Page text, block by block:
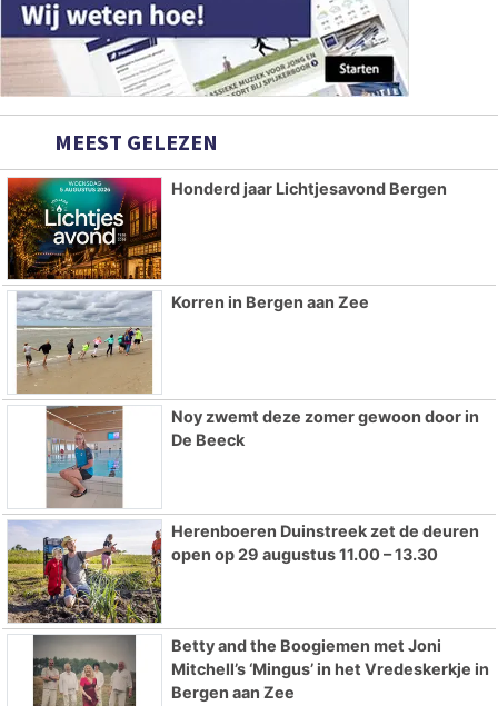
MEEST GELEZEN
Honderd jaar Lichtjesavond Bergen
Korren in Bergen aan Zee
Noy zwemt deze zomer gewoon door in
De Beeck
Herenboeren Duinstreek zet de deuren
open op 29 augustus 11.00 – 13.30
Betty and the Boogiemen met Joni
Mitchell’s ‘Mingus’ in het Vredeskerkje in
Bergen aan Zee